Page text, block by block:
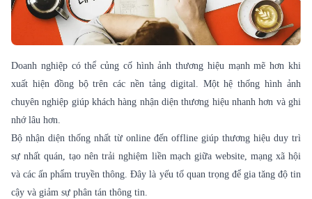
Doanh nghiệp có thể củng cố hình ảnh thương hiệu mạnh mẽ hơn khi
xuất hiện đồng bộ trên các nền tảng digital. Một hệ thống hình ảnh
chuyên nghiệp giúp khách hàng nhận diện thương hiệu nhanh hơn và ghi
nhớ lâu hơn.
Bộ nhận diện thống nhất từ online đến offline giúp thương hiệu duy trì
sự nhất quán, tạo nên trải nghiệm liền mạch giữa website, mạng xã hội
và các ấn phẩm truyền thông. Đây là yếu tố quan trọng để gia tăng độ tin
cậy và giảm sự phân tán thông tin.